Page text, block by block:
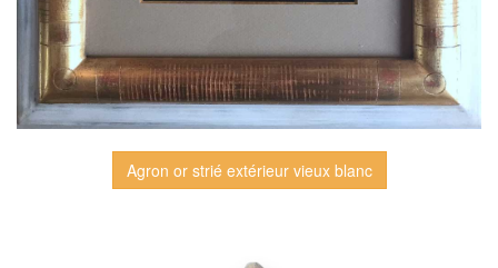
Agron or strié extérieur vieux blanc